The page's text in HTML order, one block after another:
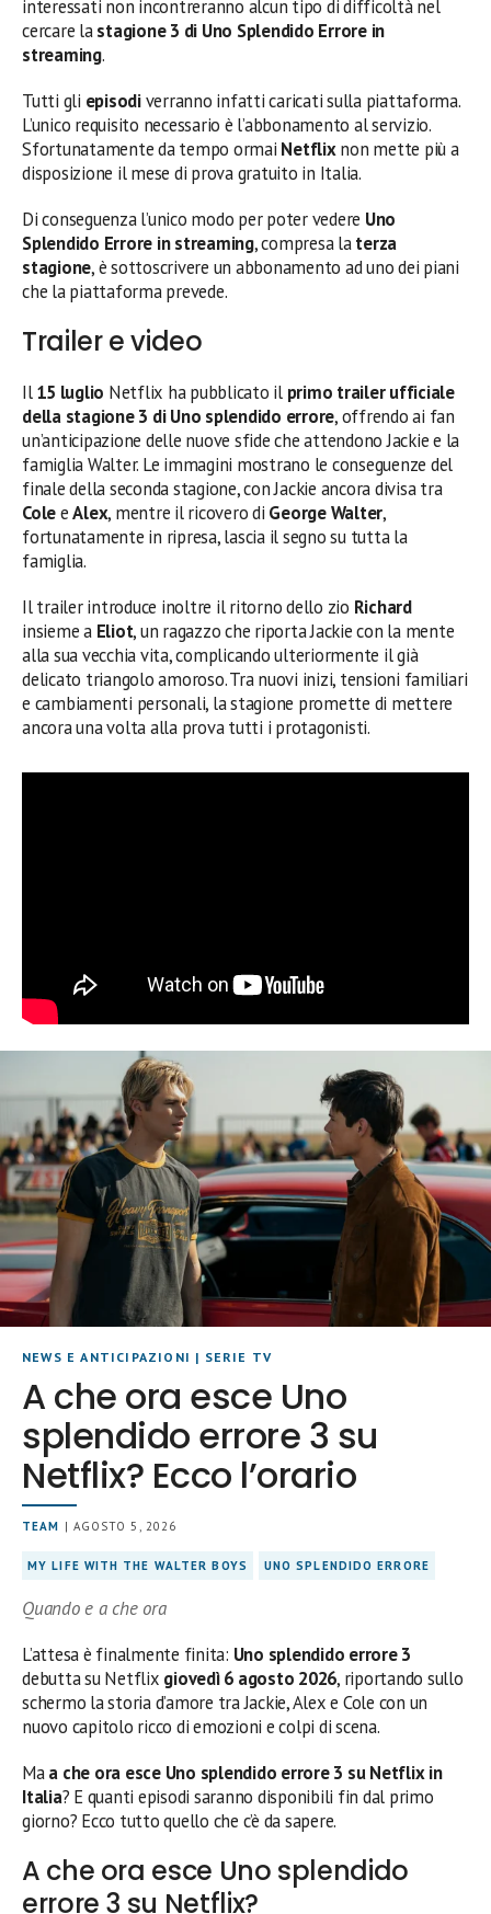
interessati non incontreranno alcun tipo di difficoltà nel
cercare lastagione 3 di Uno Splendido Errore in
streaming.
Tutti gli episodiverranno infatti caricati sulla piattaforma.
L’unico requisito necessario è l’abbonamento al servizio.
Sfortunatamente da tempo ormai Netflixnon mette più a
disposizione il mese di prova gratuito in Italia.
Di conseguenza l’unico modo per poter vedere Uno
Splendido Errore in streaming, compresa laterza
stagione, è sottoscrivere un abbonamento ad uno dei piani
che la piattaforma prevede.
Trailer e video
Il15 luglio Netflix ha pubblicato il primo trailer ufficiale
della stagione 3 di Uno splendido errore, offrendo ai fan
un’anticipazione delle nuove sfide che attendono Jackie e la
famiglia Walter. Le immagini mostrano le conseguenze del
finale della seconda stagione, con Jackie ancora divisa tra
ColeeAlex, mentre il ricovero di George Walter,
fortunatamente in ripresa, lascia il segno su tutta la
famiglia.
Il trailer introduce inoltre il ritorno dello zio Richard
insieme a Eliot, un ragazzo che riporta Jackie con la mente
alla sua vecchia vita, complicando ulteriormente il già
delicato triangolo amoroso. Tra nuovi inizi, tensioni familiari
e cambiamenti personali, la stagione promette di mettere
ancora una volta alla prova tutti i protagonisti.
NEWS E ANTICIPAZIONI | SERIE TV
A che ora esce Uno
splendido errore 3 su
Netflix? Ecco l’orario
TEAM | AGOSTO 5, 2026
MY LIFE WITH THE WALTER BOYS UNO SPLENDIDO ERRORE
Quando e a che ora
L’attesa è finalmente finita: Uno splendido errore 3
debutta su Netflix giovedì 6 agosto 2026, riportando sullo
schermo la storia d’amore tra Jackie, Alex e Cole con un
nuovo capitolo ricco di emozioni e colpi di scena.
Maa che ora esce Uno splendido errore 3 su Netflix in
Italia? E quanti episodi saranno disponibili fin dal primo
giorno? Ecco tutto quello che c’è da sapere.
A che ora esce Uno splendido
errore 3 su Netflix?